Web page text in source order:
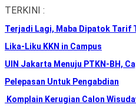
Skip
the
content
TERKINI :
Terjadi Lagi, Maba Dipatok Tarif
Lika-Liku KKN in Campus
UIN Jakarta Menuju PTKN-BH,
Pelepasan Untuk Pengabdian
Komplain Kerugian Calon